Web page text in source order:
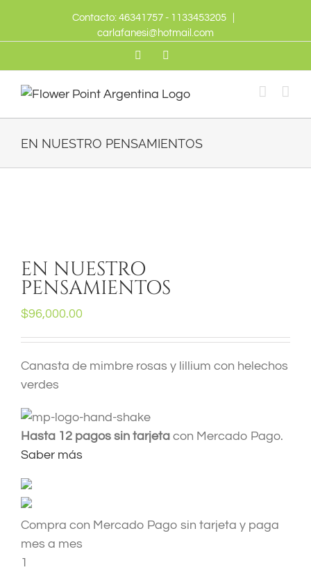
content
Contacto: 46341757 - 1133453205
carlafanesi@hotmail.com
Twitter
EN NUESTRO PENSAMIENTOS
EN NUESTRO
PENSAMIENTOS
$96,000.00
Canasta de mimbre rosas y lillium con helechos
verdes
Hasta 12 pagos sin tarjeta con Mercado Pago.
Saber más
Compra con Mercado Pago sin tarjeta y paga
mes a mes
1